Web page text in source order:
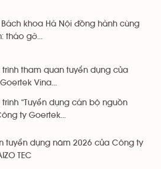
khoa Hà Nội đồng hành cùng
tháo gỡ...
trình tham quan tuyển dụng của
Vina...
“Tuyển dụng cán bộ nguồn
ty Goertek...
tuyển dụng năm 2026 của Công ty
TEC